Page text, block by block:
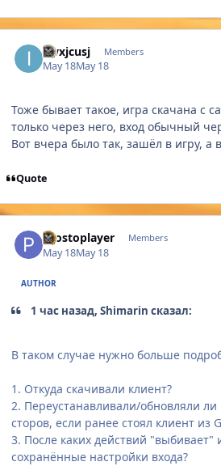
iiwxjcusj Members
May 18May 18
Тоже бывает такое, игра скачана с
только через него, вход обычный
Вот вчера было так, зашёл в игру, а
Quote
prostoplayer Members
May 18May 18
AUTHOR
1 час назад, Shimarin сказал:
В таком случае нужно больше
1. Откуда скачивали клиент?
2. Переустанавливали/обновляли ли
сторов, если ранее стоял клиент из
3. После каких действий "выбивает"
сохранённые настройки входа?